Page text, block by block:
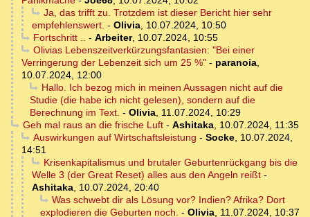
Ja, das trifft zu. Trotzdem ist dieser Bericht hier sehr
empfehlenswert. - Olivia, 10.07.2024, 10:50
Fortschritt .. - Arbeiter, 10.07.2024, 10:55
Olivias Lebenszeitverkürzungsfantasien: "Bei einer
Verringerung der Lebenzeit sich um 25 %" - paranoia,
10.07.2024, 12:00
Hallo. Ich bezog mich in meinen Aussagen nicht auf die
Studie (die habe ich nicht gelesen), sondern auf die
Berechnung im Text. - Olivia, 11.07.2024, 10:29
Geh mal raus an die frische Luft- Ashitaka, 10.07.2024, 11:35
Auswirkungen auf Wirtschaftsleistung - Socke, 10.07.2024,
14:51
Krisenkapitalismus und brutaler Geburtenrückgang bis die
Welle 3 (der Great Reset) alles aus den Angeln reißt -
Ashitaka, 10.07.2024, 20:40
Was schwebt dir als Lösung vor? Indien? Afrika? Dort
explodieren die Geburten noch. - Olivia, 11.07.2024, 10:37